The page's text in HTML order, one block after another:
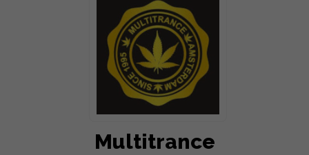
Multitrance